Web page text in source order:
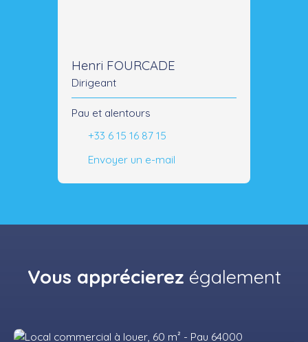
Henri FOURCADE
Dirigeant
Pau et alentours
+33 6 15 16 87 15
Envoyer un e-mail
Vous apprécierez également